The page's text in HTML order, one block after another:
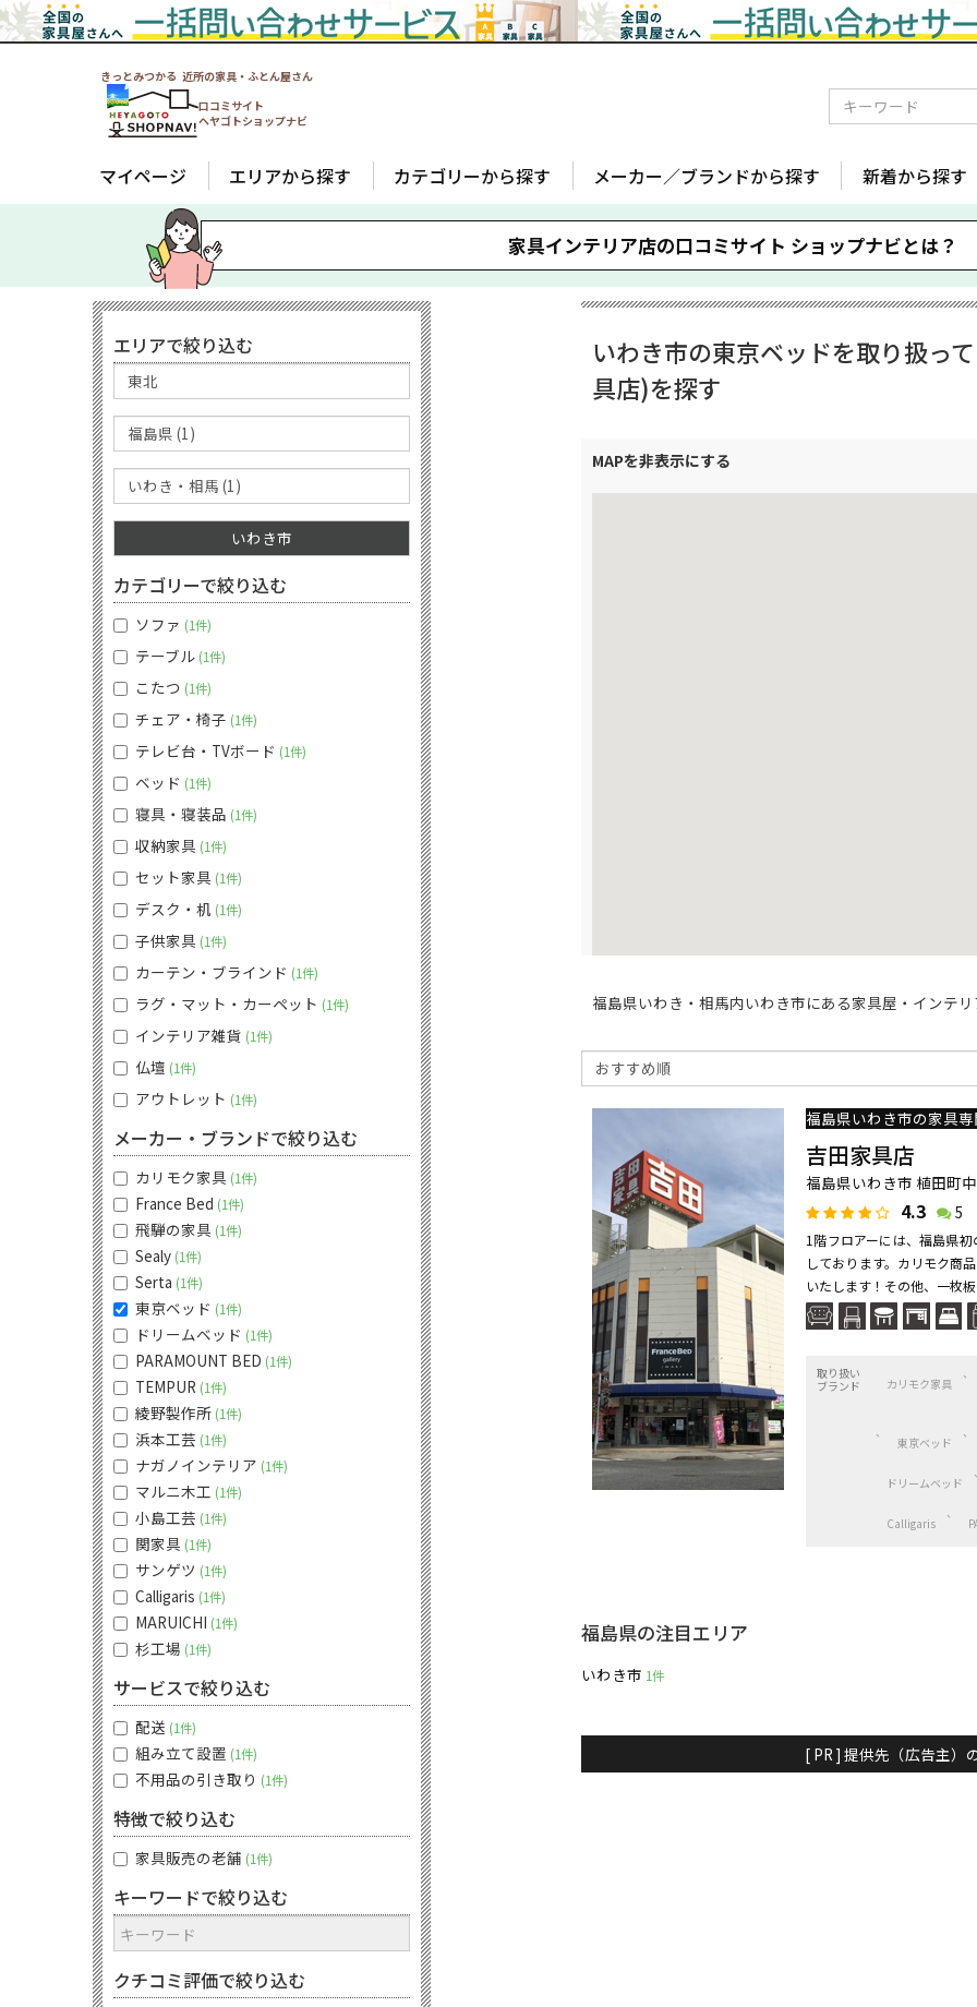
きっとみつかる 近所の家具・ふとん屋さん
口コミサイト
ヘヤゴトショップナビ
マイページ エリアから探す カテゴリーから探す メーカー／ブランドから探す 新着から探す
家具インテリア店の口コミサイト ショップナビとは？
いわき市の東京ベッドを取り扱っ
具店)を探す
福島県いわき・相馬内いわき市にある家具屋・インテリ
吉田家具店
福島県いわき市 植田町
4.3 5
1階フロアーには、福島県
しております。カリモク商
いたします！その他、一枚
取り扱い
ブランド
カリモク家具
東京ベッド
ドリームベッド
Calligaris
福島県の注目エリア
いわき市 1件
[ PR ] 提供先（広告主）
エリアで絞り込む
いわき市
カテゴリーで絞り込む
ソファ 1件
テーブル 1件
こたつ 1件
チェア・椅子 1件
テレビ台・TVボード 1件
ベッド 1件
寝具・寝装品 1件
収納家具 1件
セット家具 1件
デスク・机 1件
子供家具 1件
カーテン・ブラインド 1件
ラグ・マット・カーペット 1件
インテリア雑貨 1件
仏壇 1件
アウトレット 1件
メーカー・ブランドで絞り込む
カリモク家具 1件
France Bed 1件
飛騨の家具 1件
Sealy 1件
Serta 1件
東京ベッド 1件
ドリームベッド 1件
PARAMOUNT BED 1件
TEMPUR 1件
綾野製作所 1件
浜本工芸 1件
ナガノインテリア 1件
マルニ木工 1件
小島工芸 1件
関家具 1件
サンゲツ 1件
Calligaris 1件
MARUICHI 1件
杉工場 1件
サービスで絞り込む
配送 1件
組み立て設置 1件
不用品の引き取り 1件
特徴で絞り込む
家具販売の老舗 1件
キーワードで絞り込む
クチコミ評価で絞り込む